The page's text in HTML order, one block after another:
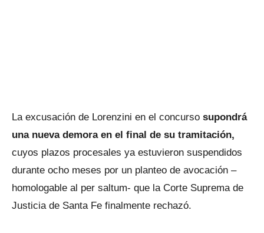
La excusación de Lorenzini en el concurso supondrá
una nueva demora en el final de su tramitación,
cuyos plazos procesales ya estuvieron suspendidos
durante ocho meses por un planteo de avocación –
homologable al per saltum- que la Corte Suprema de
Justicia de Santa Fe finalmente rechazó.